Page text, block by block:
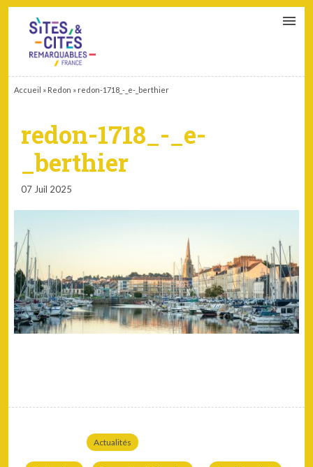
Accueil » Redon » redon-1718_-_e-_berthier
redon-1718_-_e-
_berthier
07 Juil 2025
Actualités